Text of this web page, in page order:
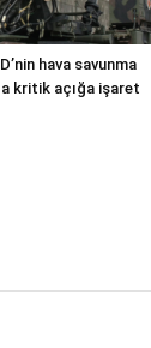
hava savunma
kritik açığa işaret